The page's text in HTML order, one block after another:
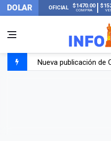
DOLAR OFICIAL $1470.00
COMPRA
Un joven murió